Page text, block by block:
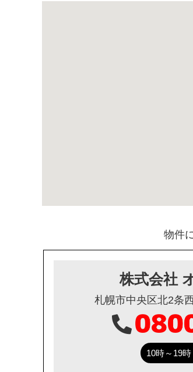
物件
株式会社
札幌市中央区北2条
10時～19